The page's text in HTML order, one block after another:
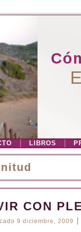
LIBROS
CON
9 diciembre, 2009